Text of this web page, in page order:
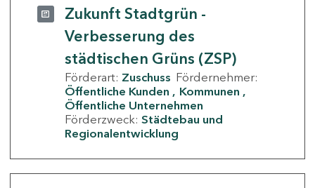
Zukunft Stadtgrün -
Verbesserung des
städtischen Grüns (ZSP)
Förderart: Zuschuss Fördernehmer:
Öffentliche Kunden
Kommunen
Öffentliche Unternehmen
Förderzweck: Städtebau und
Regionalentwicklung